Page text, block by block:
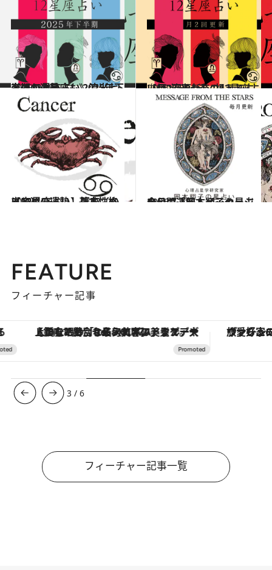
2025.6.29
《ほかの星座も》流光七奈の12星座占い 2025年下半期の運勢
占い 2026.7.29
【月2回更新】“視える占い師”流光七奈の12星座占い
占い
2021.12.1
【12星座占い】蟹座（かに座）の運勢、基本性格まとめ
占い 2026.7.31
今月の運勢＆メッセージを公開「岡本翔子の星占い」
占い
FEATURE
フィーチャー記事
【銀座で出合う最旬美容】美髪ケアや上質な眠り…セルフケアのアップデートから、特別な名入れギフトまで。大人のための「ReFa GINZA」クルーズ ヴァシュロン・コンスタンタ
3 /6
フィーチャー記事一覧